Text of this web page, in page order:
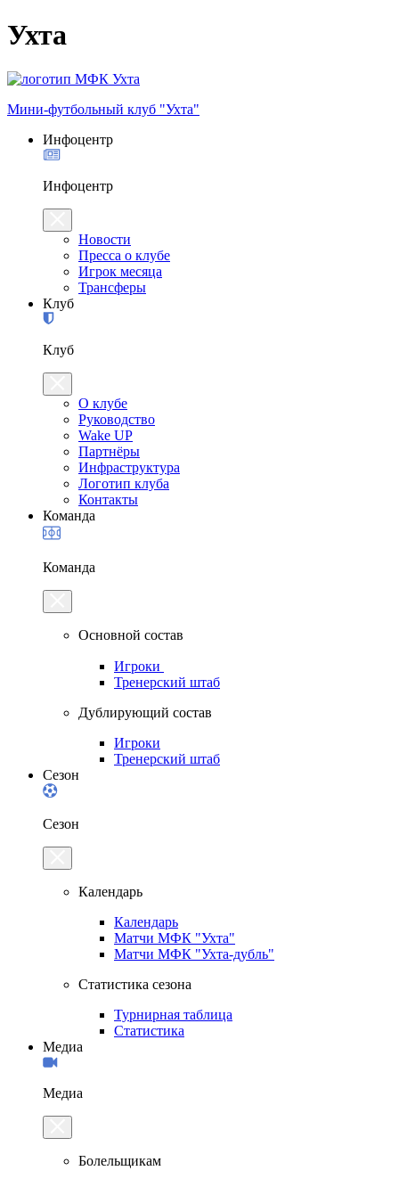
Ухта
Мини-футбольный клуб "Ухта"
Инфоцентр
Инфоцентр
Новости
Пресса о клубе
Игрок месяца
Трансферы
Клуб
Клуб
О клубе
Руководство
Wake UP
Партнёры
Инфраструктура
Логотип клуба
Контакты
Команда
Команда
Основной состав
Игроки
Тренерский штаб
Дублирующий состав
Игроки
Тренерский штаб
Сезон
Сезон
Календарь
Календарь
Матчи МФК "Ухта"
Матчи МФК "Ухта-дубль"
Статистика сезона
Турнирная таблица
Статистика
Медиа
Медиа
Болельщикам